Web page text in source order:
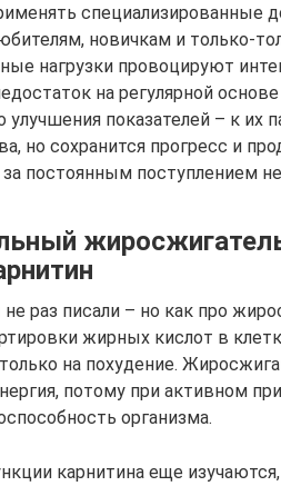
специализированные
новичкам и только-
нагрузки провоцируют
на регулярной
улучшения показателей – к их
но сохранится прогресс и
за постоянным поступлением
раз писали – но как про
жирных кислот в
на похудение.
потому при активном
организма.
карнитина еще